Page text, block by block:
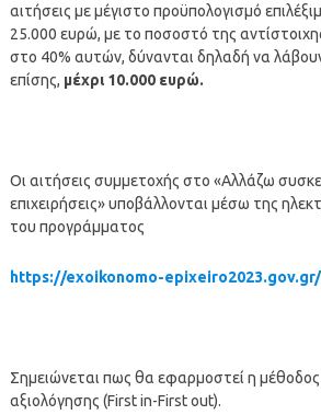
αιτήσεις με μέγιστο προϋπολογισμό
25.000 ευρώ, με το ποσοστό της
στο 40% αυτών, δύνανται δηλαδή να
επίσης, μέχρι 10.000 ευρώ.
Οι αιτήσεις συμμετοχής στο «Αλλάζω
επιχειρήσεις» υποβάλλονται μέσω της
του προγράμματος
https://exoikonomo-epixeiro2023.gov.gr/
Σημειώνεται πως θα εφαρμοστεί η
αξιολόγησης (First in-First out).